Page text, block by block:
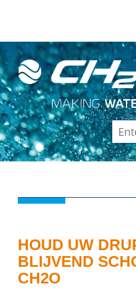
HOUD UW
BLIJVEND
CH2O